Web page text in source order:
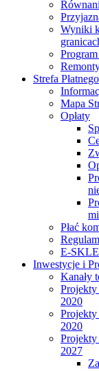
Wyniki
Strefa
Mapa
Opłaty
Płać
E-
Inwestycje i
Kanały
Projekty
2020
Projekty
2020
Projekty
2027